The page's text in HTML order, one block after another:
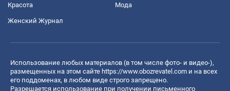
Красота Мода
Женский Журнал
Использование любых материалов (в том числе фото- и видео-),
размещенных на этом сайте https://www.obozrevatel.com и на всех
его поддоменах, в любом виде строго запрещено.
Разрешается использование при получении письменного